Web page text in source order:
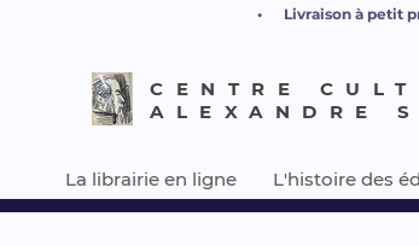
CENTRE
ALEXANDRE
La librairie en ligne L'histoire des
• Livraison à petit